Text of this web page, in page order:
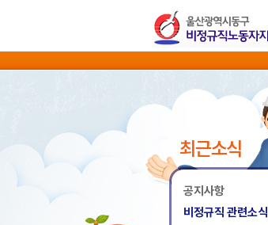
최근소식
공지사항
비정규직 관련소식